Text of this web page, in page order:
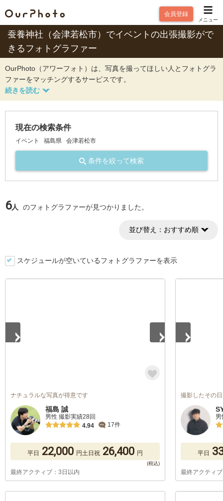
会員登録
メニュー
蚕養神社（会津若松市）でイベントの出張撮影がで
きるフォトグラファー
OurPhoto（アワーフォト）は、写真を撮ってほしい人とフォトグラ
ファーをマッチングするサービスです。
現在の検索条件
イベント 福島県 会津若松市
条件を絞って検索
6人 のフォトグラファーが見つかりました。
並び替え： おすすめ順
スケジュールが空いているフォトグラファーを表示
ナチュラルな写真が得意です
福島 誠
男性 撮影実績28回
4.94
17件
平日 22,000 円土日祝 26,400 円
最終アクティブ：3日以内
撮影したその
平日
最終アクティ